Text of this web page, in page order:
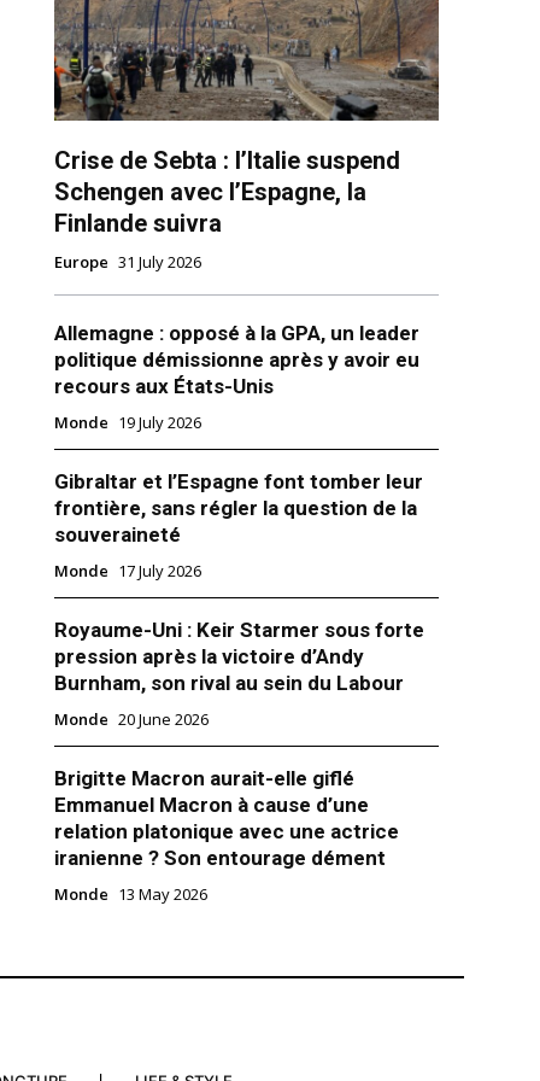
sanitaires britanniques ont
de cas d’une nouvelle
SARS-CoV-2 ces
dans le sud-est de
infections, a déclaré lundi le
Crise de Sebta : l’Italie suspend
Schengen avec l’Espagne, la
Finlande suivra
Europe 31 July 2026
Allemagne : opposé à la GPA, un leader
politique démissionne après y avoir eu
recours aux États-Unis
Monde 19 July 2026
Gibraltar et l’Espagne font tomber leur
frontière, sans régler la question de la
souveraineté
Monde 17 July 2026
Royaume-Uni : Keir Starmer sous forte
pression après la victoire d’Andy
Burnham, son rival au sein du Labour
Monde 20 June 2026
Brigitte Macron aurait-elle giflé
Emmanuel Macron à cause d’une
relation platonique avec une actrice
iranienne ? Son entourage dément
Monde 13 May 2026